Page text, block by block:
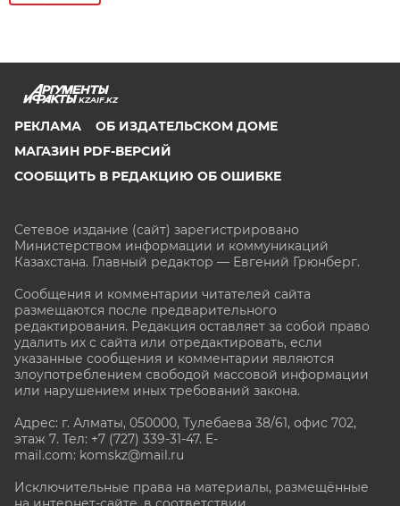
KZAIF.KZ
РЕКЛАМА
ОБ ИЗДАТЕЛЬСКОМ ДОМЕ
МАГАЗИН PDF-ВЕРСИЙ
СООБЩИТЬ В РЕДАКЦИЮ ОБ ОШИБКЕ
Сетевое издание (сайт) зарегистрировано
Министерством информации и коммуникаций
Казахстана. Главный редактор — Евгений Грюнберг.
Сообщения и комментарии читателей сайта
размещаются после предварительного
редактирования. Редакция оставляет за собой право
удалить их с сайта или отредактировать, если
указанные сообщения и комментарии являются
злоупотреблением свободой массовой информации
или нарушением иных требований закона.
Адрес: г. Алматы, 050000, Тулебаева 38/61, офис 702,
этаж 7. Тел: +7 (727) 339-31-47. E-
mail.com: komskz@mail.ru
Исключительные права на материалы, размещённые